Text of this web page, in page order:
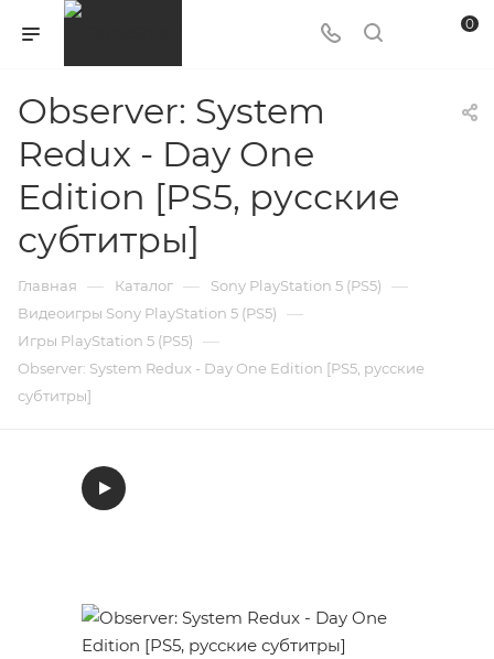
0
Observer: System
Redux - Day One
Edition [PS5, русские
субтитры]
Главная — Каталог — Sony PlayStation 5 (PS5) —
Видеоигры Sony PlayStation 5 (PS5) —
Игры PlayStation 5 (PS5) —
Observer: System Redux - Day One Edition [PS5, русские
субтитры]